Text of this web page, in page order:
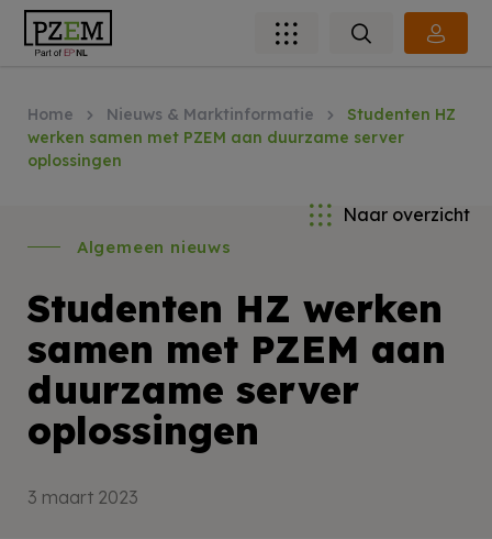
Home Nieuws & Marktinformatie
Studenten HZ
werken samen met PZEM aan duurzame server
oplossingen
Naar overzicht
Algemeen nieuws
Studenten HZ werken
samen met PZEM aan
duurzame server
oplossingen
3 maart 2023